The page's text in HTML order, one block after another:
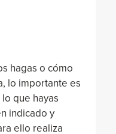
hagas o cómo
lo importante es
que hayas
indicado y
ello realiza